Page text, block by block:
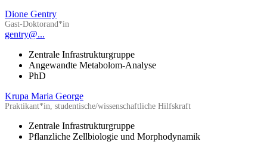
Dione Gentry
Gast-Doktorand*in
gentry@...
Zentrale Infrastrukturgruppe
Angewandte Metabolom-Analyse
PhD
Krupa Maria George
Praktikant*in, studentische/wissenschaftliche Hilfskraft
Zentrale Infrastrukturgruppe
Pflanzliche Zellbiologie und Morphodynamik